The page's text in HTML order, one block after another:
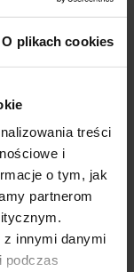
O plikach cookies
treści
i
o tym, jak
partnerom
z innymi danymi
podczas